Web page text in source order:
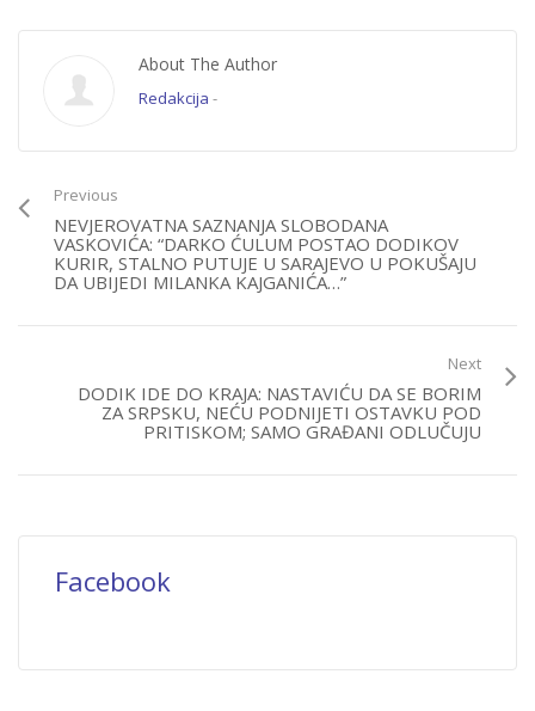
About The Author
Redakcija -
Previous
NEVJEROVATNA SAZNANJA SLOBODANA
VASKOVIĆA: “DARKO ĆULUM POSTAO DODIKOV
KURIR, STALNO PUTUJE U SARAJEVO U POKUŠAJU
DA UBIJEDI MILANKA KAJGANIĆA…”
Next
DODIK IDE DO KRAJA: NASTAVIĆU DA SE BORIM
ZA SRPSKU, NEĆU PODNIJETI OSTAVKU POD
PRITISKOM; SAMO GRAĐANI ODLUČUJU
Facebook